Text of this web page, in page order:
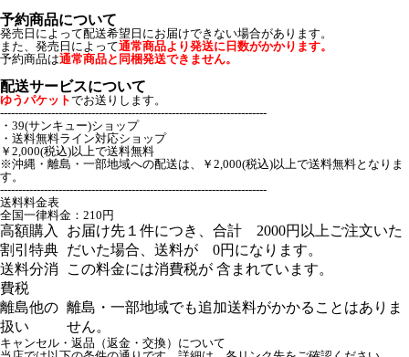
予約商品について
発売日によって配送希望日にお届けできない場合があります。
また、発売日によって通常商品より発送に日数がかかります。
予約商品は通常商品と同梱発送できません。
配送サービスについて
ゆうパケットでお送りします。
-------------------------------------------------------------------------
・39(サンキュー)ショップ
・送料無料ライン対応ショップ
￥2,000(税込)以上で送料無料
※沖縄・離島・一部地域への配送は、￥2,000(税込)以上で送料無料となりま
す。
-------------------------------------------------------------------------
送料料金表
全国一律料金：210円
高額購入
割引特典
お届け先１件につき、合計 2000円以上ご注文いた
だいた場合、送料が 0円になります。
送料分消
費税
この料金には消費税が 含まれています。
離島他の
扱い
離島・一部地域でも追加送料がかかることはありま
せん。
キャンセル・返品（返金・交換）について